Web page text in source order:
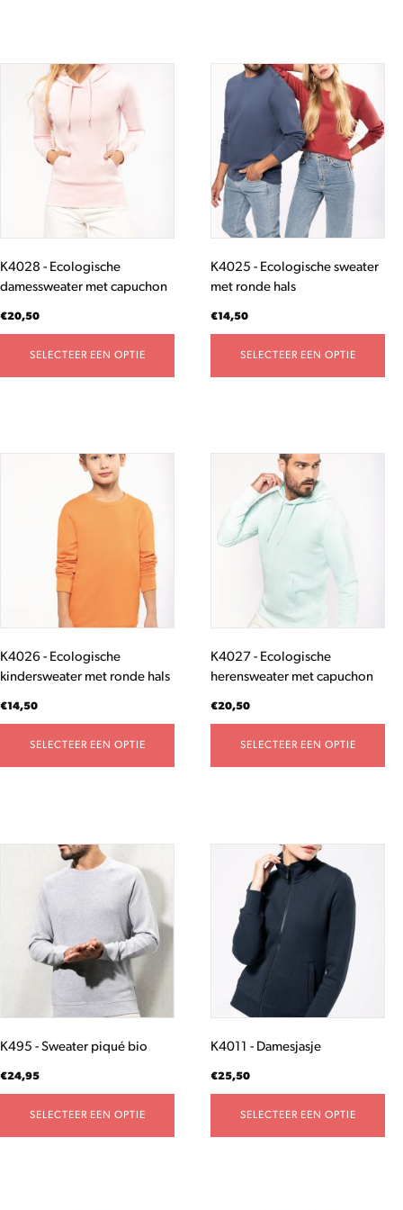
K4028 - Ecologische
damessweater met capuchon
€20,50
SELECTEER EEN OPTIE
product
meerdere
variaties.
op
de
productpagina
K4025 - Ecologische sweater
met ronde hals
€14,50
SELECTEER EEN OPTIE
product
heeft
meerdere
variaties.
Deze
optie
kan
gekozen
op
de
productpagina
K4026 - Ecologische
kindersweater met ronde hals
€14,50
SELECTEER EEN OPTIE
op
de
productpagina
K4027 - Ecologische
herensweater met capuchon
€20,50
SELECTEER EEN OPTIE
product
meerdere
variaties.
gekozen
op
de
productpagina
K495 - Sweater piqué bio
€24,95
SELECTEER EEN OPTIE
meerdere
variaties.
Deze
op
de
K4011 - Damesjasje
€25,50
SELECTEER EEN OPTIE
product
meerdere
variaties.
Deze
optie
gekozen
op
de